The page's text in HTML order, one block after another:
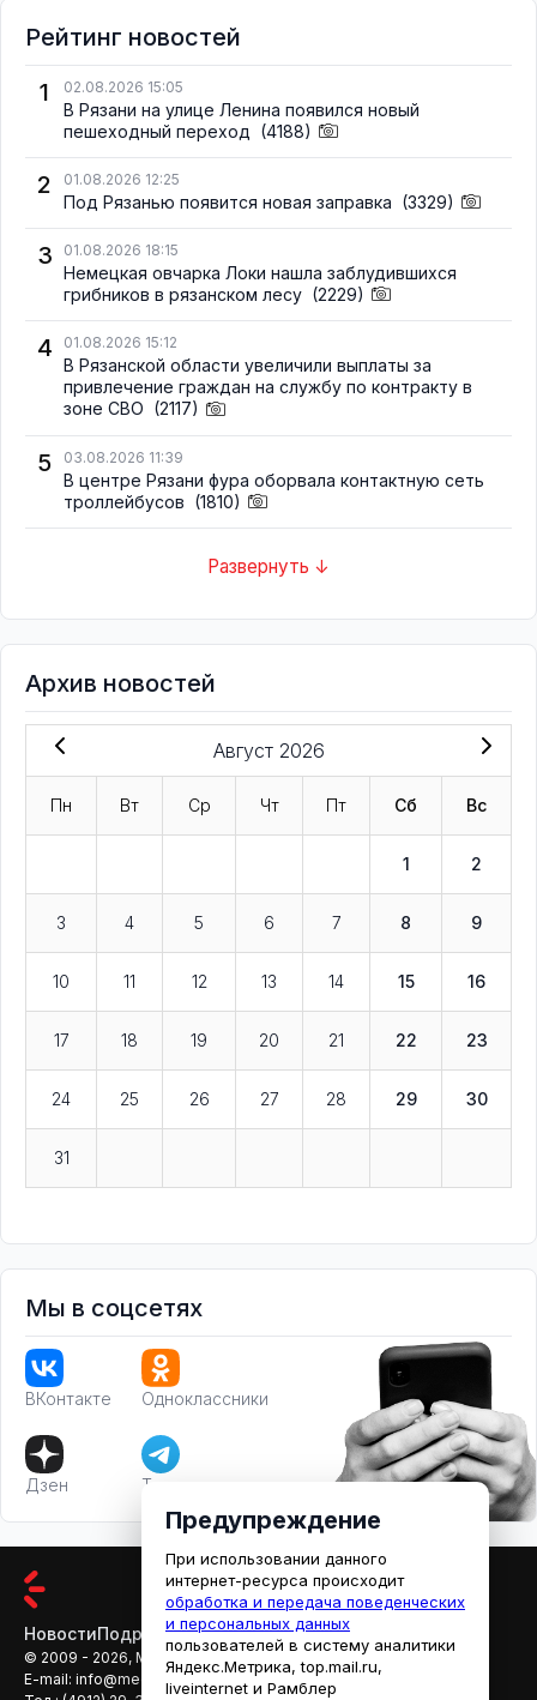
Рейтинг новостей
1
02.08.2026 15:05
В Рязани на улице Ленина появился новый
пешеходный переход (4188)
2 01.08.2026 12:25
Под Рязанью появится новая заправка (3329)
3 01.08.2026 18:15
Немецкая овчарка Локи нашла заблудившихся
грибников в рязанском лесу (2229)
4 01.08.2026 15:12
В Рязанской области увеличили выплаты за
привлечение граждан на службу по контракту в
зоне СВО (2117)
5 03.08.2026 11:39
В центре Рязани фура оборвала контактную сеть
троллейбусов (1810)
Развернуть ↓
Архив новостей
Август 2026
Пн Вт Ср Чт Пт Сб Вс
1 2
3 4 5 6 7 8 9
10 11 12 13 14 15 16
17 18 19 20 21 22 23
24 25 26 27 28 29 30
31
Мы в соцсетях
ВКонтакте Одноклассники
Дзен Телеграм
НовостиПодробностиАфишаКино
© 2009 - 2026, МЕДИАРЯЗАНЬ
E-mail: info@mediaryazan.ru,reklama@mediaryazan.ru
Предупреждение
При использовании данного
интернет-ресурса происходит
обработка и передача поведенческих
и персональных данных
пользователей в систему аналитики
Яндекс.Метрика, top.mail.ru,
liveinternet и Рамблер